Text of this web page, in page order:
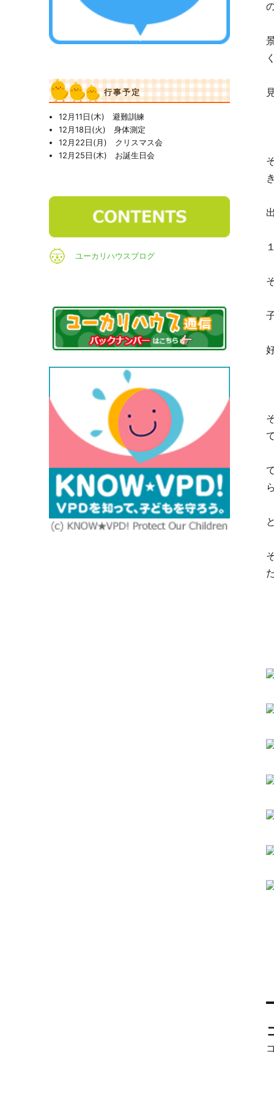
行事予定
12月11日(木) 避難訓練
12月18日(火) 身体測定
12月22日(月) クリスマス会
12月25日(木) お誕生日会
ユーカリハウスブログ